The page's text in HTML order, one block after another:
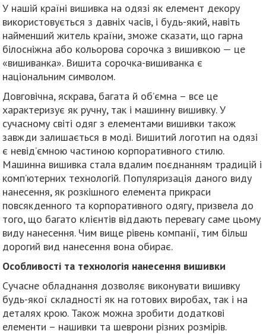
У нашій країні вишивка на одязі як елемент декору
використовується з давніх часів, і будь-який, навіть
найменший житель країни, зможе сказати, що гарна
білосніжна або кольорова сорочка з вишивкою — це
«вишиванка». Вишита сорочка-вишиванка є
національним символом.
Довговічна, яскрава, багата й об’ємна – все це
характеризує як ручну, так і машинну вишивку. У
сучасному світі одяг з елементами вишивки також
завжди залишається в моді. Вишитий логотип на одязі
є невід’ємною частиною корпоративного стилю.
Машинна вишивка стала вдалим поєднанням традицій і
комп’ютерних технологій. Популяризація даного виду
нанесення, як розкішного елемента прикраси
повсякденного та корпоративного одягу, призвела до
того, що багато клієнтів віддають перевагу саме цьому
виду нанесення. Чим вище рівень компанії, тим більш
дорогий вид нанесення вона обирає.
Особливості та технологія нанесення вишивки
Сучасне обладнання дозволяє виконувати вишивку
будь-якої складності як на готових виробах, так і на
деталях крою. Також можна зробити додаткові
елементи – нашивки та шеврони різних розмірів.